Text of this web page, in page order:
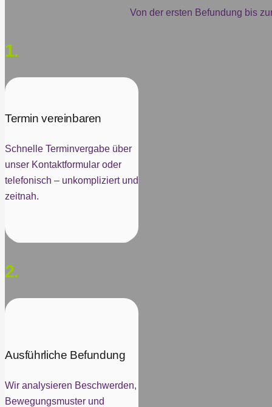
Von der ersten Befundung bis
1.
Termin vereinbaren
Schnelle Terminvergabe über
unser Kontaktformular oder
telefonisch – unkompliziert und
zeitnah.
2.
Ausführliche Befundung
Wir analysieren Beschwerden,
Bewegungsmuster und